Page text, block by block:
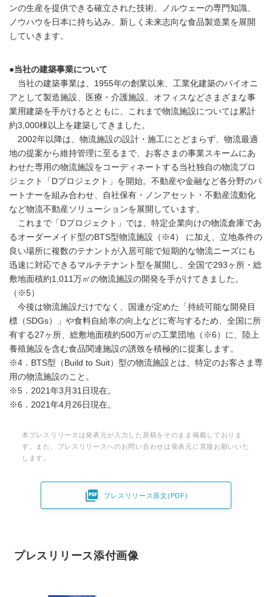
ンの生産を提供できる確立された技術、ノルウェーの専門知識、
ノウハウを日本に持ち込み、新しく未来志向な食品製造業を展開
していきます。
●当社の建築事業について
当社の建築事業は、1955年の創業以来、工業化建築のパイオニ
アとして製造施設、医療・介護施設、オフィスなどさまざまな事
業用建築を手がけるとともに、これまで物流施設については累計
約3,000棟以上を建築してきました。
2002年以降は、物流施設の設計・施工にとどまらず、物流最適
地の提案から維持管理に至るまで、お客さまの事業スキームにあ
わせた専用の物流施設をコーディネートする当社独自の物流プロ
ジェクト「Dプロジェクト」を開始。不動産や金融など各分野のパ
ートナーを組み合わせ、自社保有・ノンアセット・不動産流動化
など物流不動産ソリューションを展開しています。
これまで「Dプロジェクト」では、特定企業向けの物流倉庫であ
るオーダーメイド型のBTS型物流施設（※4） に加え、立地条件の
良い場所に複数のテナントが入居可能で短期的な物流ニーズにも
迅速に対応できるマルチテナント型を展開し、全国で293ヶ所・総
敷地面積約1,011万㎡の物流施設の開発を手がけてきました。
（※5）
今後は物流施設だけでなく、国連が定めた「持続可能な開発目
標（SDGs）」や食料自給率の向上などに寄与するため、全国に所
有する27ヶ所、総敷地面積約500万㎡の工業団地（※6）に、陸上
養殖施設を含む食品関連施設の誘致を積極的に提案します。
※4．BTS型（Build to Suit）型の物流施設とは、特定のお客さま専
用の物流施設のこと。
※5．2021年3月31日現在。
※6．2021年4月26日現在。
本プレスリリースは発表元が入力した原稿をそのまま掲載しておりま
す。また、プレスリリースへのお問い合わせは発表元に直接お願いいた
します。
 プレスリリース原文(PDF)
プレスリリース添付画像